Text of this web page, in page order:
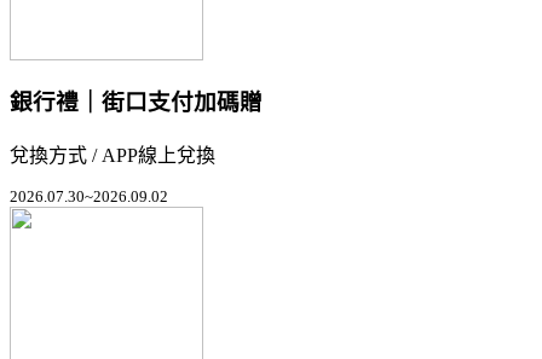
銀行禮｜街口支付加碼贈
兌換方式 / APP線上兌換
2026.07.30~2026.09.02